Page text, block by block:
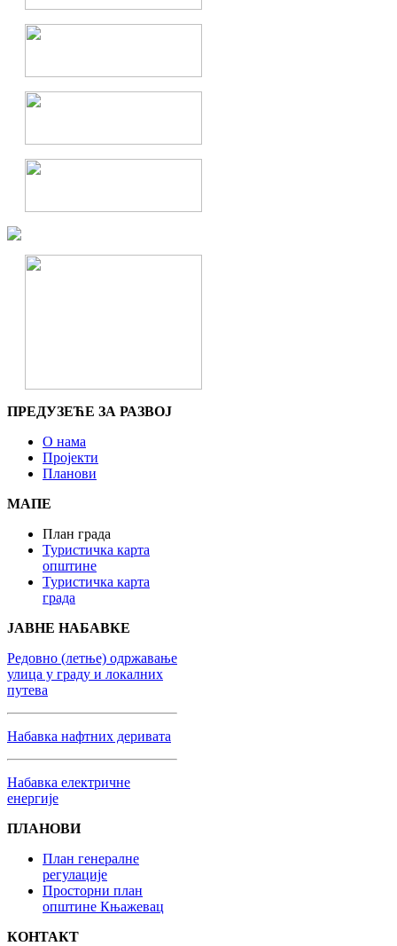
ПРЕДУЗЕЋЕ ЗА РАЗВОЈ
О нама
Пројекти
Планови
МАПЕ
План града
Туристичка карта
општине
Туристичка карта
града
ЈАВНЕ НАБАВКЕ
Редовно (летње) одржавање
улица у граду и локалних
путева
Набaвка нафтних деривата
Набавка електричне
енергије
ПЛАНОВИ
План генералне
регулације
Просторни план
општине Књажевац
КОНТАКТ